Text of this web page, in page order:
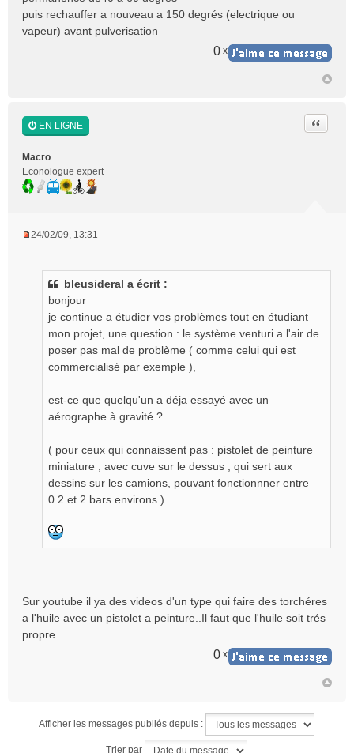
u
puis rechauffer a nouveau a 150 degrés (electrique ou
vapeur) avant pulverisation
0 x
EN LIGNE
Macro
Econologue expert
Citer
24/02/09, 13:31
bleusideral a écrit :
bonjour
je continue a étudier vos problèmes tout en étudiant
mon projet, une question : le système venturi a l'air de
poser pas mal de problème ( comme celui qui est
commercialisé par exemple ),
est-ce que quelqu'un a déja essayé avec un
aérographe à gravité ?
( pour ceux qui connaissent pas : pistolet de peinture
miniature , avec cuve sur le dessus , qui sert aux
dessins sur les camions, pouvant fonctionnner entre
0.2 et 2 bars environs )
Sur youtube il ya des videos d'un type qui faire des torchéres
a l'huile avec un pistolet a peinture..Il faut que l'huile soit trés
propre...
0 x
Afficher les messages publiés depuis :
Trier par